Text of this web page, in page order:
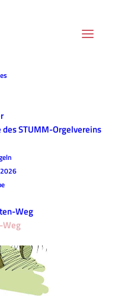
STUMM-Orgelvereins
Weg
Weg